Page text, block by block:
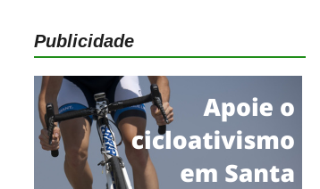
Publicidade